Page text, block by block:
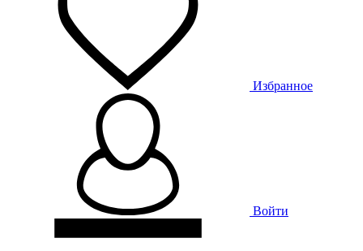
Избранное
Войти